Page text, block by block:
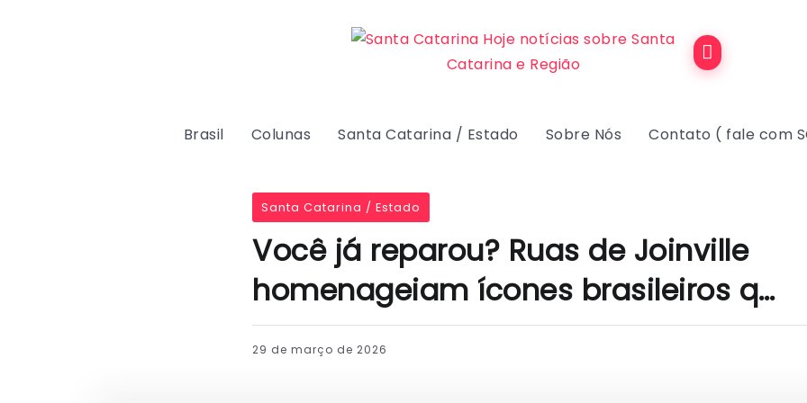
Brasil Colunas Santa Catarina / Estado Sobre Nós Contato ( fale com
Santa Catarina / Estado
Você já reparou? Ruas de Joinville
homenageiam ícones brasileiros q…
29 de março de 2026